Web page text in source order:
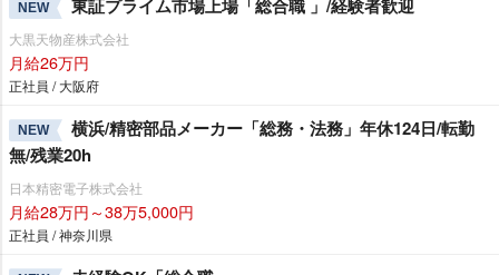
NEW 東証プライム市場上場「総合職 」/経験者歓迎
大黒天物産株式会社
月給26万円
正社員 / 大阪府
NEW
横浜/精密部品メーカー「総務・法務」年休124日/転勤
無/残業20h
日本精密電子株式会社
月給28万円～38万5,000円
正社員 / 神奈川県